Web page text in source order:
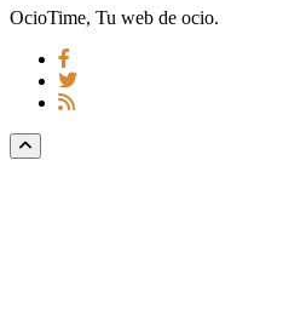
OcioTime, Tu web de ocio.